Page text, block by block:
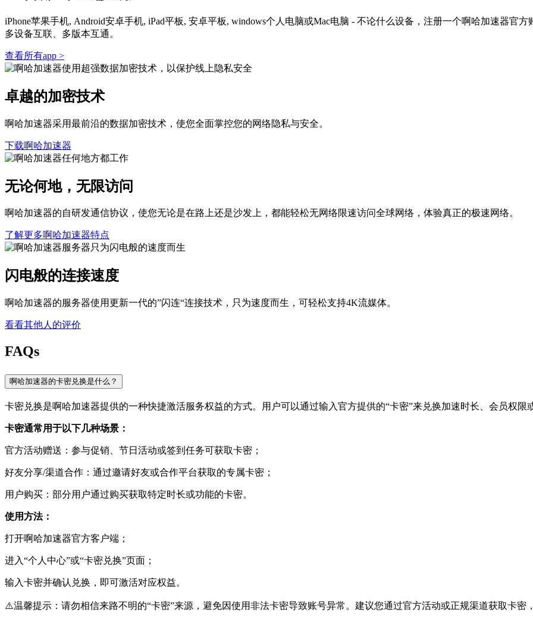
iPhone苹果手机, Android安卓手机, iPad平板, 安卓平板, windows个人电脑或Mac电脑 - 不论什么设备，注册一个啊哈加速器官
多设备互联、多版本互通。
查看所有app >
卓越的加密技术
啊哈加速器采用最前沿的数据加密技术，使您全面掌控您的网络隐私与安全。
下载啊哈加速器
无论何地，无限访问
啊哈加速器的自研发通信协议，使您无论是在路上还是沙发上，都能轻松无网络限速访问全球网络，体验真正的极速网络。
了解更多啊哈加速器特点
闪电般的连接速度
啊哈加速器的服务器使用更新一代的”闪连“连接技术，只为速度而生，可轻松支持4K流媒体。
看看其他人的评价
FAQs
啊哈加速器的卡密兑换是什么？
卡密兑换是啊哈加速器提供的一种快捷激活服务权益的方式。用户可以通过输入官方提供的“卡密”来兑换加速时长、会员权限
卡密通常用于以下几种场景：
官方活动赠送：参与促销、节日活动或签到任务可获取卡密；
好友分享/渠道合作：通过邀请好友或合作平台获取的专属卡密；
用户购买：部分用户通过购买获取特定时长或功能的卡密。
使用方法：
打开啊哈加速器官方客户端；
进入“个人中心”或“卡密兑换”页面；
输入卡密并确认兑换，即可激活对应权益。
⚠️温馨提示：请勿相信来路不明的“卡密”来源，避免因使用非法卡密导致账号异常。建议您通过官方活动或正规渠道获取卡密